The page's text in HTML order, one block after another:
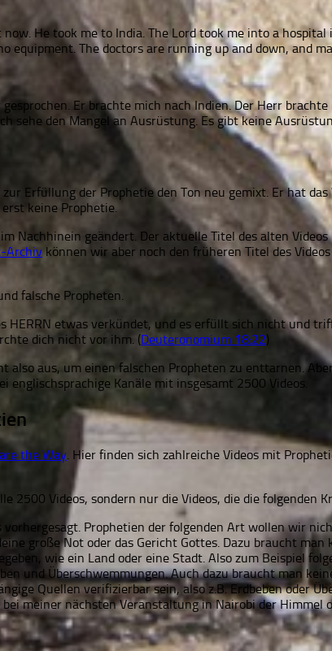
He took me to India. The Lord took me into a
equipment. The doctors are running up and down, and
Er brachte mich nach Indien. Der Herr
sehe den Mangel an Ausrüstung. Es gibt keine
Erfüllung der Prophetie den Ton neu gemixt. Er hat
keine Prophetie.
Nachhinein geändert. Der aktuelle Titel des alten Videos
Archivkönnen wir aber noch den früheren Titel des Videos
falsche Propheten.
HERRN etwas verkündet, und es erfüllt sich nicht und
dich nicht vor ihm. (Deuteronomium 18:22)
also aus, um einen falschen Propheten zu enttarnen.
englischsprachige Kanäle mit insgesamt 2500 Videos.
the Way. Hier finden sich zahlreiche Videos mit
2500 Videos, sondern nur die Videos, die die folgenden
Prophetien der folgenden Art wollen wir
große Not oder das Gericht Gottes. Dazu braucht man
wie ein Land oder eine Stadt. Also zum Beispiel
und Überschwemmungen. Auch dazu braucht man
Quellen verifizierbar sein, also z.B. Erdbeben oder
bei meiner nächsten Veranstaltung in Nairobi der